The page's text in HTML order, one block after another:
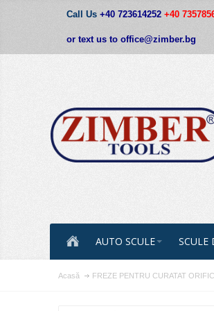
Call Us +40 723614252 +40
or text us to office@zimber.bg
AUTO SCULE SCULE
Acasă FREZE PENTRU CURATAT